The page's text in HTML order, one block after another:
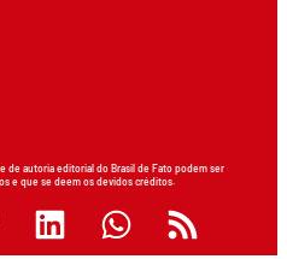
de autoria editorial do Brasil de Fato podem ser
e que se deem os devidos créditos.